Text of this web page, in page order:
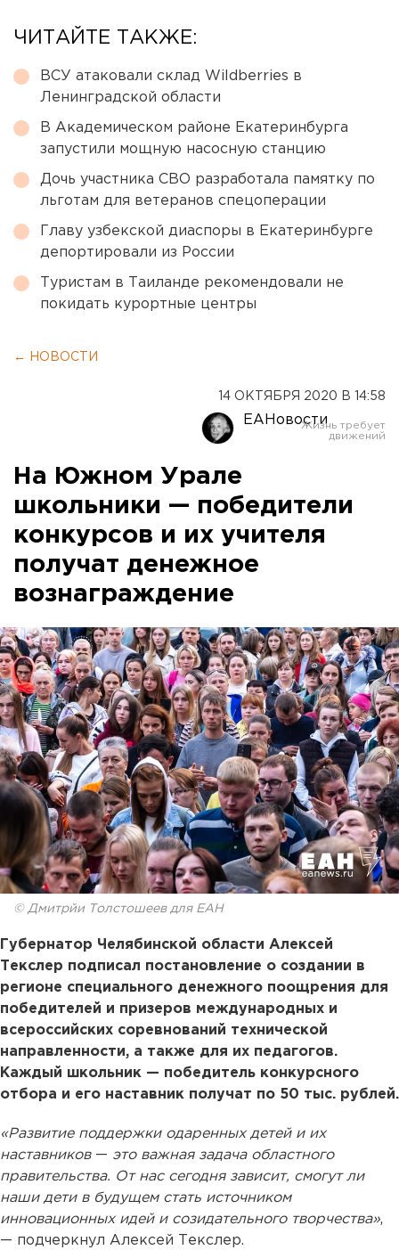
ЧИТАЙТЕ ТАКЖЕ:
ВСУ атаковали склад Wildberries в
Ленинградской области
В Академическом районе Екатеринбурга
запустили мощную насосную станцию
Дочь участника СВО разработала памятку по
льготам для ветеранов спецоперации
Главу узбекской диаспоры в Екатеринбурге
депортировали из России
Туристам в Таиланде рекомендовали не
покидать курортные центры
← НОВОСТИ
14 ОКТЯБРЯ 2020 В 14:58
ЕАНовости
На Южном Урале
школьники — победители
конкурсов и их учителя
получат денежное
вознаграждение
© Дмитрйи Толстошеев для ЕАН
Губернатор Челябинской области Алексей
Текслер подписал постановление о создании в
регионе специального денежного поощрения для
победителей и призеров международных и
всероссийских соревнований технической
направленности, а также для их педагогов.
Каждый школьник — победитель конкурсного
отбора и его наставник получат по 50 тыс. рублей.
«Развитие поддержки одаренных детей и их
наставников — это важная задача областного
правительства. От нас сегодня зависит, смогут ли
наши дети в будущем стать источником
инновационных идей и созидательного творчества»,
— подчеркнул Алексей Текслер.